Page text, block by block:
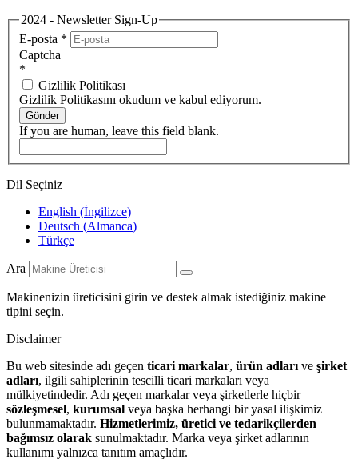
2024 - Newsletter Sign-Up
E-posta *
Captcha
*
Gizlilik Politikası
Gizlilik Politikasını okudum ve kabul ediyorum.
Gönder
If you are human, leave this field blank.
Dil Seçiniz
English (İngilizce)
Deutsch (Almanca)
Türkçe
Ara
Makinenizin üreticisini girin ve destek almak istediğiniz makine
tipini seçin.
Disclaimer
Bu web sitesinde adı geçen ticari markalar, ürün adları ve şirket
adları, ilgili sahiplerinin tescilli ticari markaları veya
mülkiyetindedir. Adı geçen markalar veya şirketlerle hiçbir
sözleşmesel, kurumsal veya başka herhangi bir yasal ilişkimiz
bulunmamaktadır. Hizmetlerimiz, üretici ve tedarikçilerden
bağımsız olarak sunulmaktadır. Marka veya şirket adlarının
kullanımı yalnızca tanıtım amaçlıdır.